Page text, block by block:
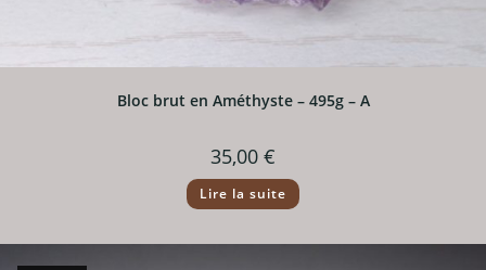
Bloc brut en Améthyste – 495g – A
35,00 €
Lire la suite